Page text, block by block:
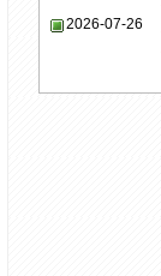
2026-07-26